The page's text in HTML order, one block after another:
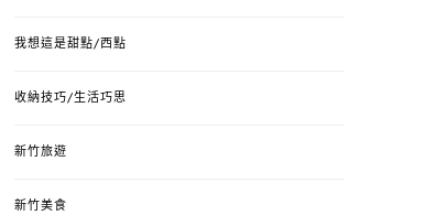
我想這是甜點/西點
收納技巧/生活巧思
新竹旅遊
新竹美食